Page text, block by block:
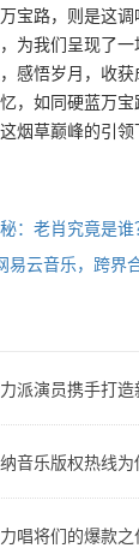
宝路，则是这
为我们呈现了
感悟岁月，收获
，如同硬蓝万
烟草巅峰的引
：老肖究竟是谁
易云音乐，跨界
派演员携手打造
音乐版权热线为
唱将们的爆款之